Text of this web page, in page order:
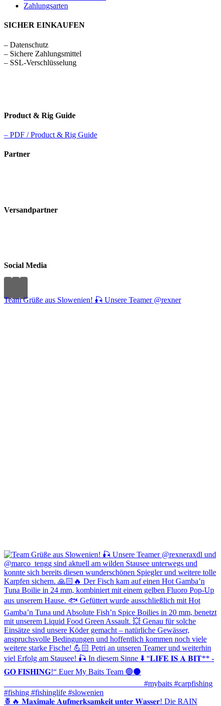
Zahlungsarten
SICHER EINKAUFEN
– Datenschutz
– Sichere Zahlungsmittel
– SSL-Verschlüsselung
Product & Rig Guide
– PDF / Product & Rig Guide
Partner
Versandpartner
Social Media
Team Grüße aus Slowenien! 🎣 Unsere Teamer @rexner
🍍🔥 𝐌𝐚𝐱𝐢𝐦𝐚𝐥𝐞 𝐀𝐮𝐟𝐦𝐞𝐫𝐤𝐬𝐚𝐦𝐤𝐞𝐢𝐭 𝐮𝐧𝐭𝐞𝐫 𝐖𝐚𝐬𝐬𝐞𝐫! Die RAIN